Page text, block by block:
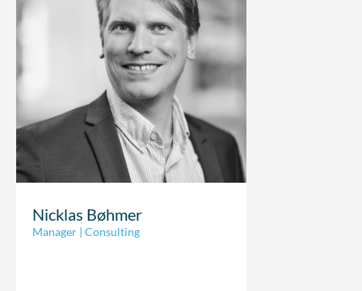
Nicklas Bøhmer
Manager | Consulting